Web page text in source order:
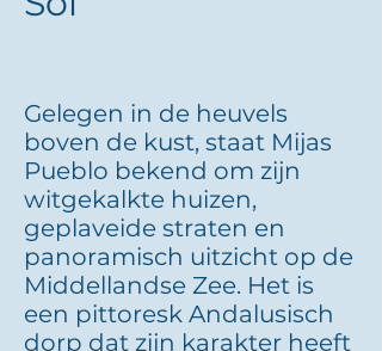
Gelegen in de heuvels
boven de kust, staat Mijas
Pueblo bekend om zijn
witgekalkte huizen,
geplaveide straten en
panoramisch uitzicht op de
Middellandse Zee. Het is
een pittoresk Andalusisch
dorp dat zijn karakter heeft